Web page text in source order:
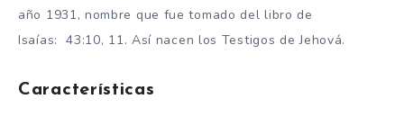
año 1931, nombre que fue tomado del libro de
Isaías: 43:10, 11. Así nacen los Testigos de Jehová.
Características